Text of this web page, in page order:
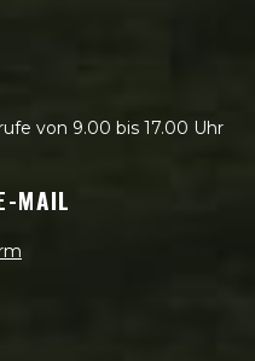
von 9.00 bis 17.00 Uhr
MAIL